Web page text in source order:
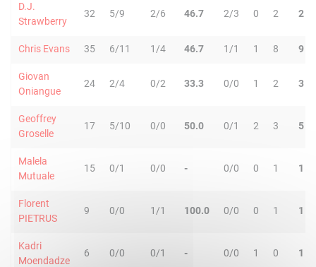
D.J.
Strawberry
32 5/9 2/6 46.7 2/3 0 2 2
Chris Evans 35 6/11 1/4 46.7 1/1 1 8 9
Giovan
Oniangue
24 2/4 0/2 33.3 0/0 1 2 3
Geoffrey
Groselle
17 5/10 0/0 50.0 0/1 2 3 5
Malela
Mutuale
15 0/1 0/0 - 0/0 0 1 1
Florent
PIETRUS
9 0/0 1/1 100.0 0/0 0 1 1
Kadri
Moendadze
6 0/0 0/1 - 0/0 1 0 1